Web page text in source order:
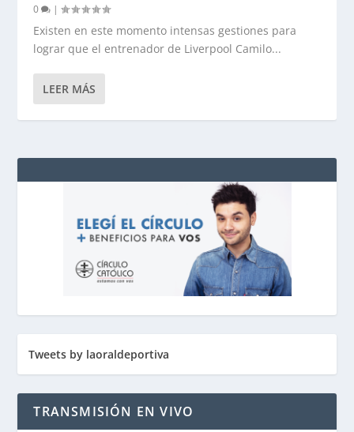
0
|
Existen en este momento intensas gestiones para
lograr que el entrenador de Liverpool Camilo...
LEER MÁS
Tweets by laoraldeportiva
TRANSMISIÓN EN VIVO